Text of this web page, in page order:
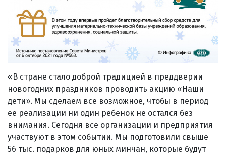
«В стране стало доброй традицией в преддверии
новогодних праздников проводить акцию «Наши
дети». Мы сделаем все возможное, чтобы в период
ее реализации ни один ребенок не остался без
внимания. Сегодня все организации и предприятия
участвуют в этом событии. Мы подготовили свыше
56 тыс. подарков для юных минчан, которые будут